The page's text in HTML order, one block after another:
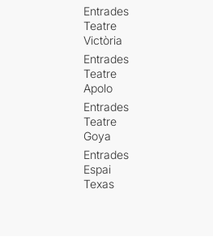
Entrades
Teatre
Victòria
Entrades
Teatre
Apolo
Entrades
Teatre
Goya
Entrades
Espai
Texas